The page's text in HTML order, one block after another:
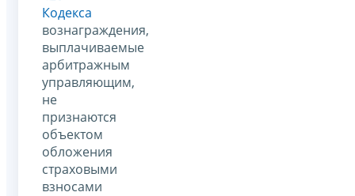
Кодекса
вознаграждения,
выплачиваемые
арбитражным
управляющим,
не
признаются
объектом
обложения
страховыми
взносами